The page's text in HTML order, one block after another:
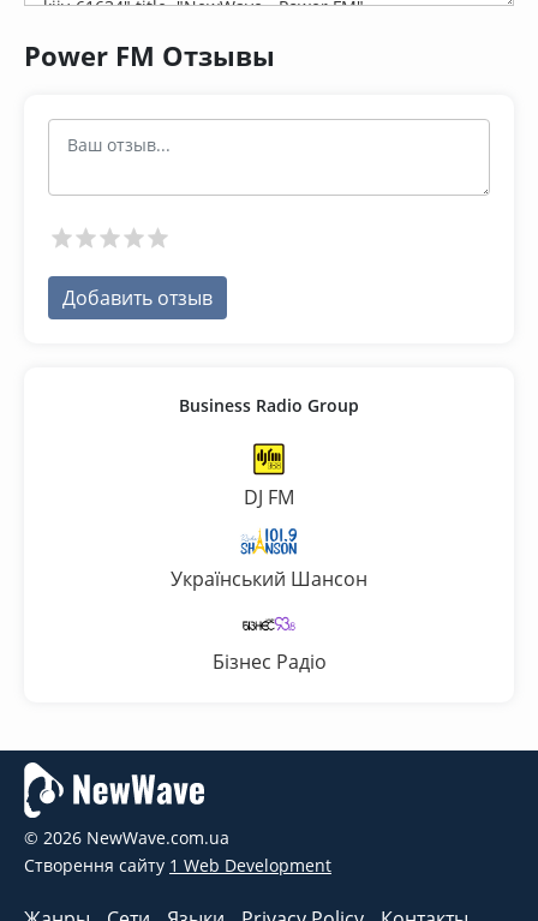
Power FM Отзывы
Добавить отзыв
Business Radio Group
DJ FM
Український Шансон
Бізнес Радіо
© 2026 NewWave.com.ua
Створення сайту 1 Web Development